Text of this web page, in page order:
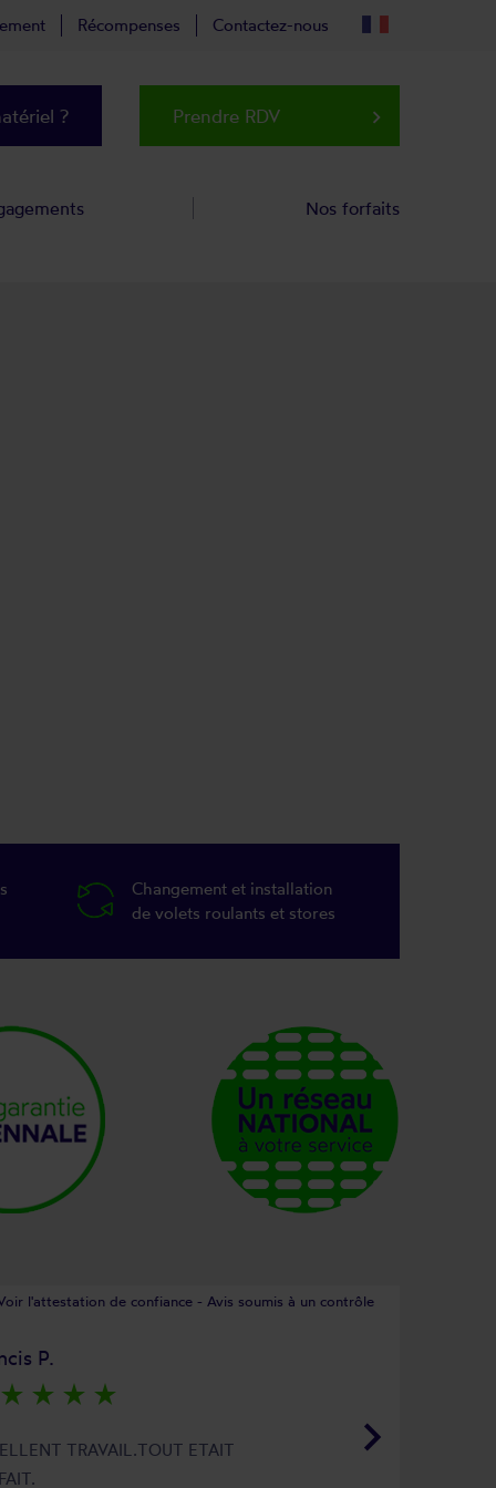
Changement et installation
de volets roulants et stores
l'attestation de confiance - Avis soumis à un contrôle
keyboard_arrow_right
P.
star_rate star_rate star_rate star_rate
TRAVAIL.TOUT ETAIT
Récompenses Contactez-nous
? Prendre RDV keyboard_arrow_right
Nos forfaits